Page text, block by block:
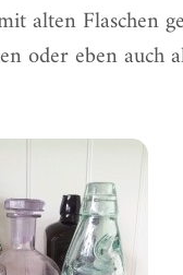
alten Flaschen
oder eben auch